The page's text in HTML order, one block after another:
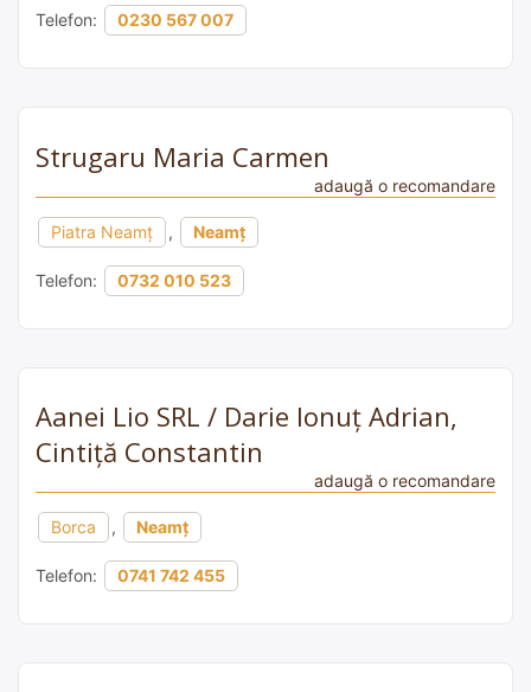
Telefon: 0230 567 007
Strugaru Maria Carmen
adaugă o recomandare
Piatra Neamț , Neamț
Telefon: 0732 010 523
Aanei Lio SRL / Darie Ionuț Adrian,
Cintiță Constantin
adaugă o recomandare
Borca , Neamț
Telefon: 0741 742 455